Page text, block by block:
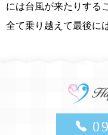
には台風が来たりする
全て乗り越えて最後に